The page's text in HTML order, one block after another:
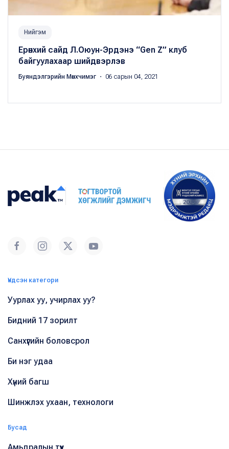
Нийгэм
Ерөнхий сайд Л.Оюун-Эрдэнэ “Gen Z” клуб
байгуулахаар шийдвэрлэв
Буяндэлгэрийн Мөнхчимэг ・ 06 сарын 04, 2021
Үндсэн категори
Уурлах уу, учирлах уу?
Бидний 17 зорилт
Санхүүгийн боловсрол
Би нэг удаа
Хүний багш
Шинжлэх ухаан, технологи
Бусад